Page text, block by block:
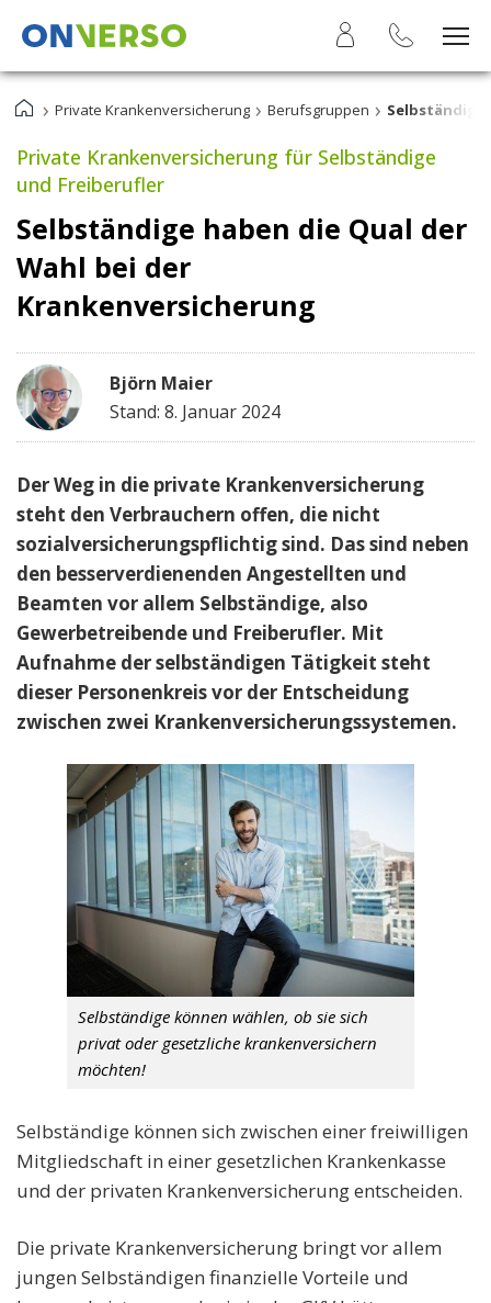
› Private Krankenversicherung › Berufsgruppen › Selbständige
Private Krankenversicherung für Selbständige
und Freiberufler
Selbständige haben die Qual der
Wahl bei der
Krankenversicherung
Björn Maier
Stand: 8. Januar 2024
Der Weg in die private Krankenversicherung
steht den Verbrauchern offen, die nicht
sozialversicherungspflichtig sind. Das sind neben
den besserverdienenden Angestellten und
Beamten vor allem Selbständige, also
Gewerbetreibende und Freiberufler. Mit
Aufnahme der selbständigen Tätigkeit steht
dieser Personenkreis vor der Entscheidung
zwischen zwei Krankenversicherungssystemen.
Selbständige können wählen, ob sie sich
privat oder gesetzliche krankenversichern
möchten!
Selbständige können sich zwischen einer freiwilligen
Mitgliedschaft in einer gesetzlichen Krankenkasse
und der privaten Krankenversicherung entscheiden.
Die private Krankenversicherung bringt vor allem
jungen Selbständigen finanzielle Vorteile und